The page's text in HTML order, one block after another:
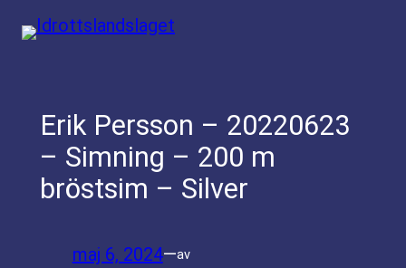
Hoppa
Erik Persson – 20220623
– Simning – 200 m
bröstsim – Silver
maj 6, 2024—av